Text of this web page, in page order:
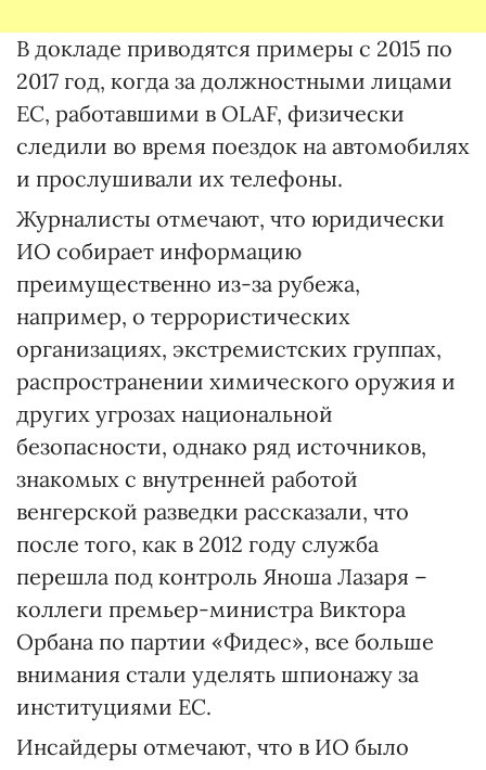
В докладе приводятся примеры с 2015 по
2017 год, когда за должностными лицами
ЕС, работавшими в OLAF, физически
следили во время поездок на автомобилях
и прослушивали их телефоны.
Журналисты отмечают, что юридически
ИО собирает информацию
преимущественно из-за рубежа,
например, о террористических
организациях, экстремистских группах,
распространении химического оружия и
других угрозах национальной
безопасности, однако ряд источников,
знакомых с внутренней работой
венгерской разведки рассказали, что
после того, как в 2012 году служба
перешла под контроль Яноша Лазаря –
коллеги премьер-министра Виктора
Орбана по партии «Фидес», все больше
внимания стали уделять шпионажу за
институциями ЕС.
Инсайдеры отмечают, что в ИО было